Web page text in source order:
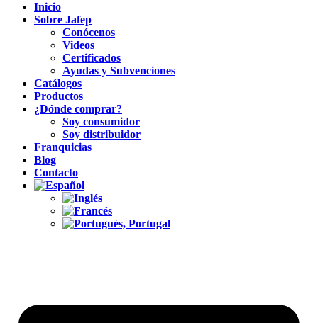
Inicio
Sobre Jafep
Conócenos
Videos
Certificados
Ayudas y Subvenciones
Catálogos
Productos
¿Dónde comprar?
Soy consumidor
Soy distribuidor
Franquicias
Blog
Contacto